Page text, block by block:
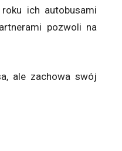
ich autobusami
pozwoli na
ale zachowa swój